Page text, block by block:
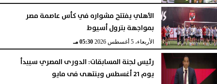
الأهلي يفتتح مشواره في كأس عاصمة مصر
بمواجهة بترول أسيوط
الأربعاء، 5 أغسطس 2026 05:30 مـ
رئيس لجنة المسابقات: الدورى المصري سيبدأ
يوم 21 أغسطس وينتهى فى مايو